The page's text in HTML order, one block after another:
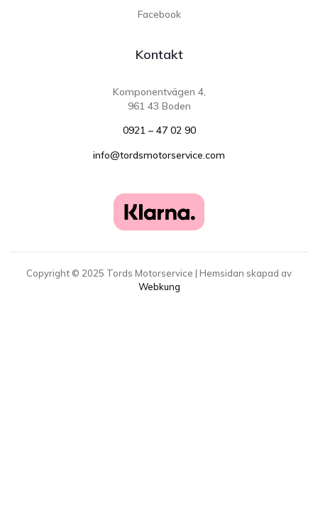
Facebook
Kontakt
Komponentvägen 4,
961 43 Boden
0921 – 47 02 90
info@tordsmotorservice.com
Copyright © 2025 Tords Motorservice | Hemsidan skapad av
Webkung